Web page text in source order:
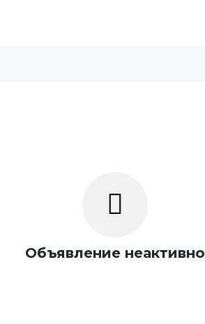
Объявление неактивно